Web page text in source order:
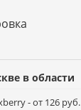
в области
- от 126 руб.